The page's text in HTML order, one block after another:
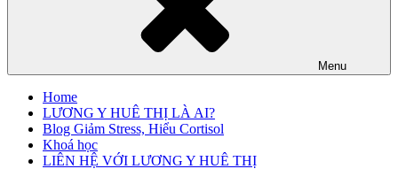
Menu
Home
LƯƠNG Y HUÊ THỊ LÀ AI?
Blog Giảm Stress, Hiểu Cortisol
Khoá học
LIÊN HỆ VỚI LƯƠNG Y HUÊ THỊ